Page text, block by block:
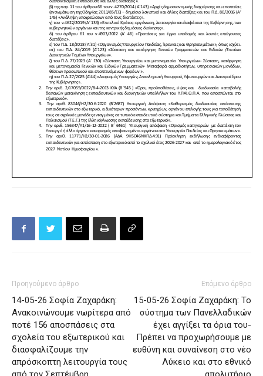
Προηγούμενο άρθρο
14-05-26 Σοφία Ζαχαράκη:
Ανακοινώνουμε νωρίτερα από
ποτέ 156 αποσπάσεις στα
σχολεία του εξωτερικού και
διασφαλίζουμε την
απρόσκοπτη λειτουργία τους
Επόμενο άρθρο
15-05-26 Σοφία Ζαχαράκη: Το
σύστημα των Πανελλαδικών
έχει αγγίξει τα όρια του-
Πρέπει να προχωρήσουμε με
ευθύνη και συναίνεση στο νέο
Λύκειο και στο εθνικό